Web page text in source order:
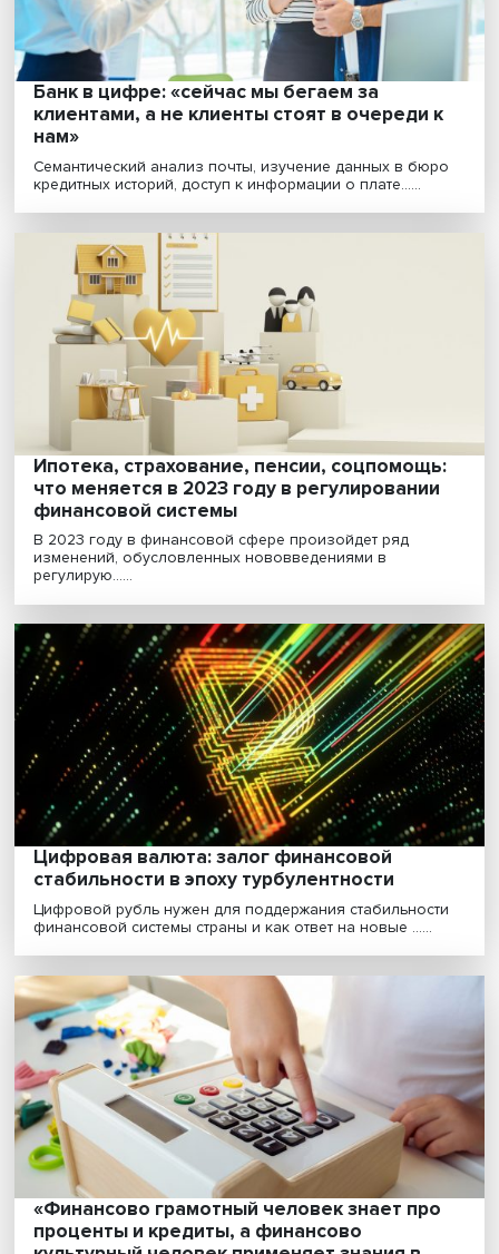
Финсектор: системные риски в эпоху
больших перемен
Обеспечение финансовой стабильности,
системных рисков, санкции, влияние экономическ......
Банк в цифре: «сейчас мы бегаем за
клиентами, а не клиенты стоят в очереди
нам»
Семантический анализ почты, изучение данных в
кредитных историй, доступ к информации о плате......
Ипотека, страхование, пенсии,
что меняется в 2023 году в
финансовой системы
В 2023 году в финансовой сфере произойдет ряд
изменений, обусловленных нововведениями в
регулирую......